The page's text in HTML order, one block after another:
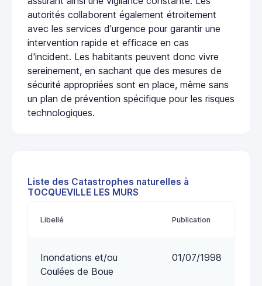
autorités collaborent également étroitement
avec les services d'urgence pour garantir une
intervention rapide et efficace en cas
d'incident. Les habitants peuvent donc vivre
sereinement, en sachant que des mesures de
sécurité appropriées sont en place, même sans
un plan de prévention spécifique pour les risques
technologiques.
Liste des Catastrophes naturelles à
TOCQUEVILLE LES MURS
Libellé Publication
Inondations et/ou
Coulées de Boue
01/07/1998